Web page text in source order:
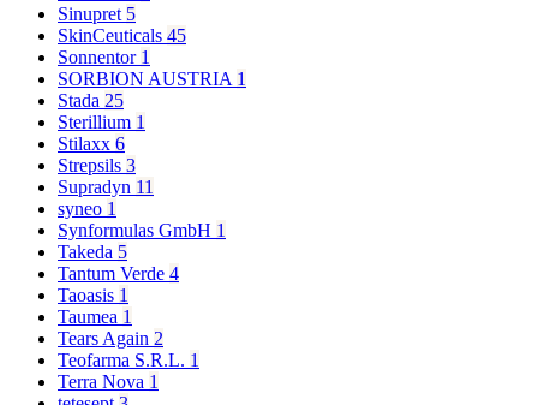
Sinupret 5
SkinCeuticals 45
Sonnentor 1
SORBION AUSTRIA 1
Stada 25
Sterillium 1
Stilaxx 6
Strepsils 3
Supradyn 11
syneo 1
Synformulas GmbH 1
Takeda 5
Tantum Verde 4
Taoasis 1
Taumea 1
Tears Again 2
Teofarma S.R.L. 1
Terra Nova 1